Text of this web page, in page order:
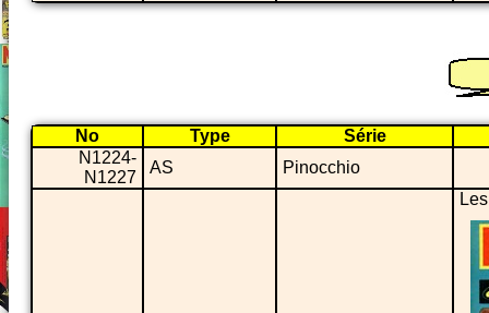
No Type
Série
N1224-
N1227
AS Pinocchio